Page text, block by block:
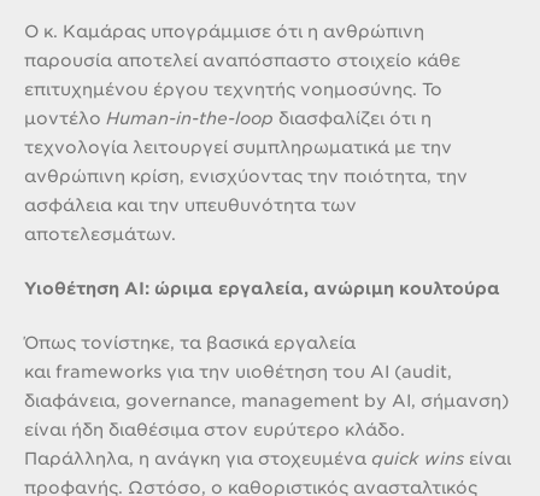
Ο κ. Καμάρας υπογράμμισε ότι η ανθρώπινη
παρουσία αποτελεί αναπόσπαστο στοιχείο κάθε
επιτυχημένου έργου τεχνητής νοημοσύνης. Το
μοντέλο Human-in-the-loop διασφαλίζει ότι η
τεχνολογία λειτουργεί συμπληρωματικά με την
ανθρώπινη κρίση, ενισχύοντας την ποιότητα, την
ασφάλεια και την υπευθυνότητα των
αποτελεσμάτων.
Υιοθέτηση AI: ώριμα εργαλεία, ανώριμη κουλτούρα
Όπως τονίστηκε, τα βασικά εργαλεία
και frameworks για την υιοθέτηση του AI (audit,
διαφάνεια, governance, management by AI, σήμανση)
είναι ήδη διαθέσιμα στον ευρύτερο κλάδο.
Παράλληλα, η ανάγκη για στοχευμένα quick wins είναι
προφανής. Ωστόσο, ο καθοριστικός ανασταλτικός